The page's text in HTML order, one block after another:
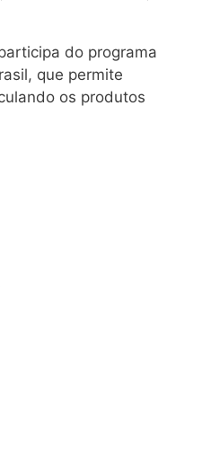
do programa
que permite
os produtos